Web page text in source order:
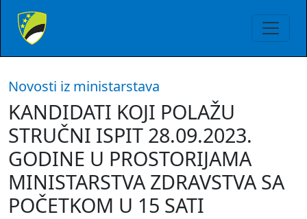
Novosti iz ministarstava
KANDIDATI KOJI POLAŽU
STRUČNI ISPIT 28.09.2023.
GODINE U PROSTORIJAMA
MINISTARSTVA ZDRAVSTVA SA
POČETKOM U 15 SATI